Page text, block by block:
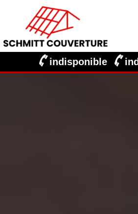
indisponible